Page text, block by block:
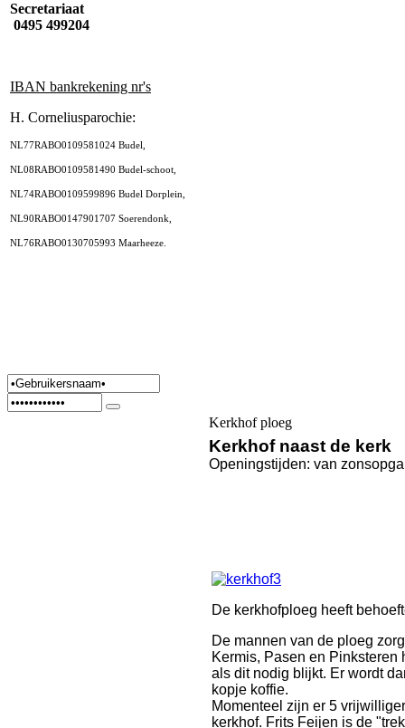
Secretariaat
0495 499204
IBAN bankrekening nr's
H. Corneliusparochie:
NL77RABO0109581024 Budel,
NL08RABO0109581490 Budel-schoot,
NL74RABO0109599896 Budel Dorplein,
NL90RABO0147901707 Soerendonk,
NL76RABO0130705993 Maarheeze.
Kerkhof ploeg
Kerkhof naast de kerk
Openingstijden: van
De kerkhofploeg heeft
De mannen van de ploeg
Kermis, Pasen en
als dit nodig blijkt. Er wordt
kopje koffie.
Momenteel zijn er 5
kerkhof. Frits Feijen is de